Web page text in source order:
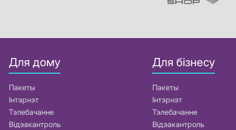
Для дому
Пакеты
Інтэрнэт
Тэлебачанне
Відэакантроль
Для бізнесу
Пакеты
Інтэрнэт
Тэлебачанне
Відэакантроль